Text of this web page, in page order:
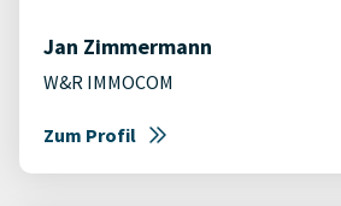
Jan Zimmermann
W&R IMMOCOM
Zum Profil